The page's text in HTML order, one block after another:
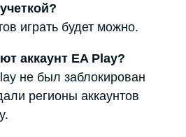
играть будет можно.
аккаунт EA Play?
не был заблокирован
регионы аккаунтов